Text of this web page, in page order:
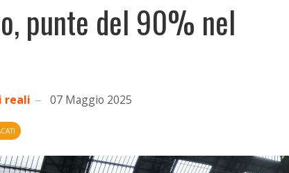
punte del 90% nel
reali 07 Maggio 2025